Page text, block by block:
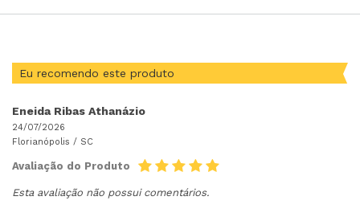
Eu recomendo este produto
Eneida Ribas Athanázio
24/07/2026
Florianópolis / SC
Avaliação do Produto
Esta avaliação não possui comentários.